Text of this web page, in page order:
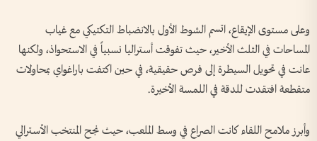
وعلى مستوى الإيقاع، اتسم الشوط الأول بالانضباط التكتيكي مع غياب
المساحات في الثلث الأخير، حيث تفوقت أستراليا نسبياً في الاستحواذ، ولكنها
عانت في تحويل السيطرة إلى فرص حقيقية، في حين اكتفت باراغواي بمحاولات
متقطعة افتقدت للدقة في اللمسة الأخيرة.
وأبرز ملامح اللقاء كانت الصراع في وسط الملعب، حيث نجح المنتخب الأسترالي